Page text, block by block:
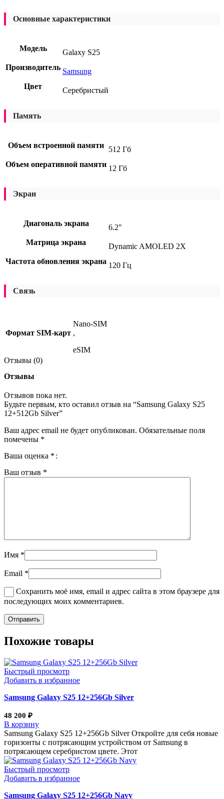
Основные характеристики
Модель
Galaxy S25
Производитель Samsung
Цвет
Серебристый
Память
Объем встроенной памяти 512 Гб
Объем оперативной памяти 12 Гб
Экран
Диагональ экрана
6.2"
Матрица экрана
Dynamic AMOLED 2X
Частота обновления экрана 120 Гц
Связь
Формат SIM-карт
Nano-SIM
,
eSIM
Отзывы (0)
Отзывы
Отзывов пока нет.
Будьте первым, кто оставил отзыв на “Samsung Galaxy S25
12+512Gb Silver”
Ваш адрес email не будет опубликован. Обязательные поля
помечены *
Ваша оценка *
Ваш отзыв *
Имя *
Email *
Сохранить моё имя, email и адрес сайта в этом браузере для
последующих моих комментариев.
Похожие товары
Быстрый просмотр
Добавить в избранное
Samsung Galaxy S25 12+256Gb Silver
48 200 ₽
В корзину
Samsung Galaxy S25 12+256Gb Silver Откройте для себя новые
горизонты с потрясающим устройством от Samsung в
потрясающем серебристом цвете. Этот
Быстрый просмотр
Добавить в избранное
Samsung Galaxy S25 12+256Gb Navy